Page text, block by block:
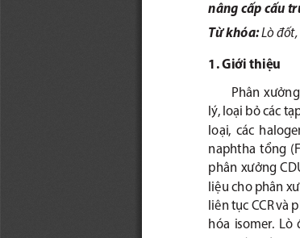
1. Giới thiệu
Phân
lý, loại bỏ các
loại,  các
naphtha  tổng
phân xưởng
liệu cho phân
liên tục CCR và
hóa  isomer.  Lò
nâng cấp cấu
Từ khóa: Lò